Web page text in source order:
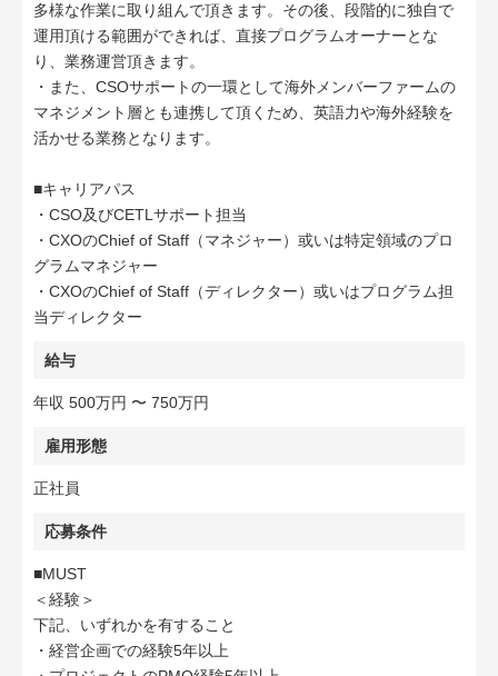
多様な作業に取り組んで頂きます。その後、段階的に独自で
運用頂ける範囲ができれば、直接プログラムオーナーとな
り、業務運営頂きます。
・また、CSOサポートの一環として海外メンバーファームの
マネジメント層とも連携して頂くため、英語力や海外経験を
活かせる業務となります。
■キャリアパス
・CSO及びCETLサポート担当
・CXOのChief of Staff（マネジャー）或いは特定領域のプロ
グラムマネジャー
・CXOのChief of Staff（ディレクター）或いはプログラム担
当ディレクター
給与
年収 500万円 〜 750万円
雇用形態
正社員
応募条件
■MUST
＜経験＞
下記、いずれかを有すること
・経営企画での経験5年以上